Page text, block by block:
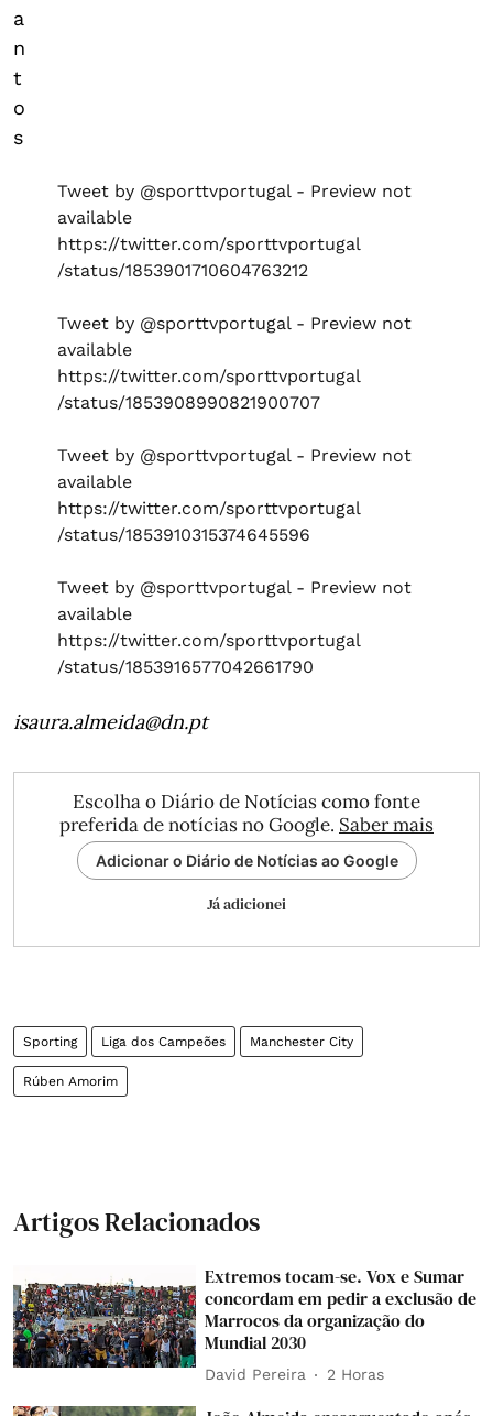
a
n
t
o
s
Tweet by @sporttvportugal - Preview not
available
https://twitter.com/sporttvportugal
/status/1853901710604763212
Tweet by @sporttvportugal - Preview not
available
https://twitter.com/sporttvportugal
/status/1853908990821900707
Tweet by @sporttvportugal - Preview not
available
https://twitter.com/sporttvportugal
/status/1853910315374645596
Tweet by @sporttvportugal - Preview not
available
https://twitter.com/sporttvportugal
/status/1853916577042661790
isaura.almeida@dn.pt
Escolha o Diário de Notícias como fonte
preferida de notícias no Google. Saber mais
Adicionar o Diário de Notícias ao Google
Já adicionei
Sporting Liga dos Campeões Manchester City
Rúben Amorim
Artigos Relacionados
Extremos tocam-se. Vox e Sumar
concordam em pedir a exclusão de
Marrocos da organização do
Mundial 2030
David Pereira 2 Horas